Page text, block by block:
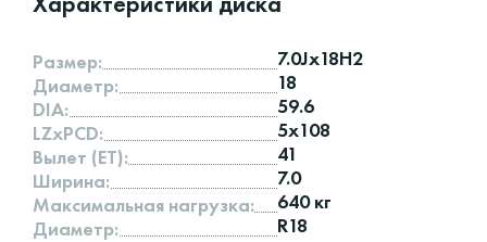
Размер:
7.0Jx18H2
Диаметр:
18
DIA:
59.6
LZxPCD:
5x108
Вылет (ET):
41
Ширина:
7.0
Максимальная нагрузка:
640 кг
Диаметр:
R18